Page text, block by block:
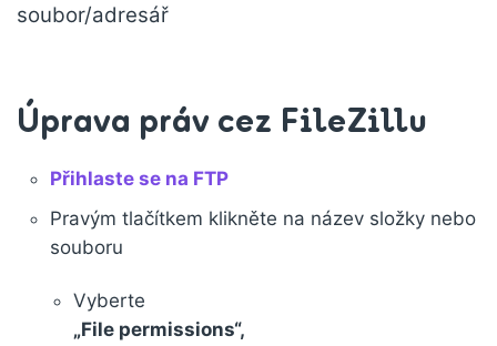
soubor/adresář
Úprava práv cez FileZillu
Přihlaste se na FTP
Pravým tlačítkem klikněte na název složky nebo
souboru
Vyberte
„File permissions“,